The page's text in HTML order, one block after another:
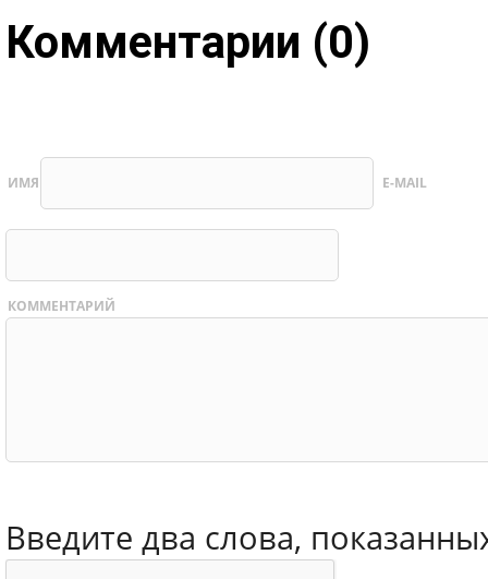
Комментарии (0)
ИМЯ E-MAIL
КОММЕНТАРИЙ
Введите два слова,